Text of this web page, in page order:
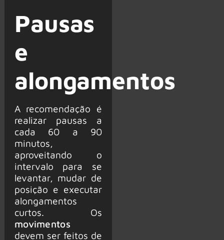
Pausas
e
alongamentos
A recomendação é
realizar pausas a
cada 60 a 90
minutos,
aproveitando o
intervalo para se
levantar, mudar de
posição e executar
alongamentos
curtos. Os
movimentos
devem ser feitos de